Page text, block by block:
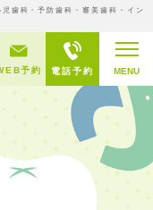
歯科・予防歯科・審美歯科・イン
MENU
電話予約
予約